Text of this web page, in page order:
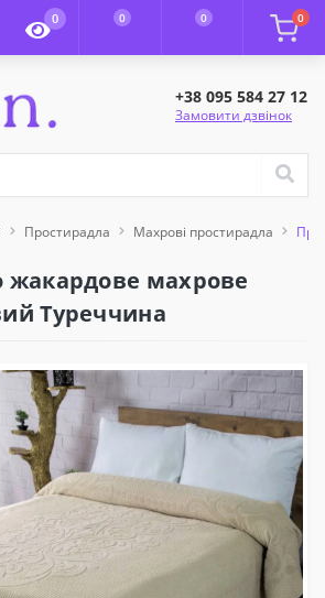
0 0 0 0
+38 095 584 27 12
Замовити дзвінок
Простирадла Махрові простирадла
жакардове махрове
Туреччина